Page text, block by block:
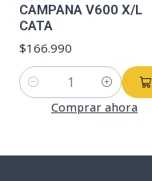
CAMPANA V600 X/L
CATA
$166.990
Cantidad
Comprar ahora